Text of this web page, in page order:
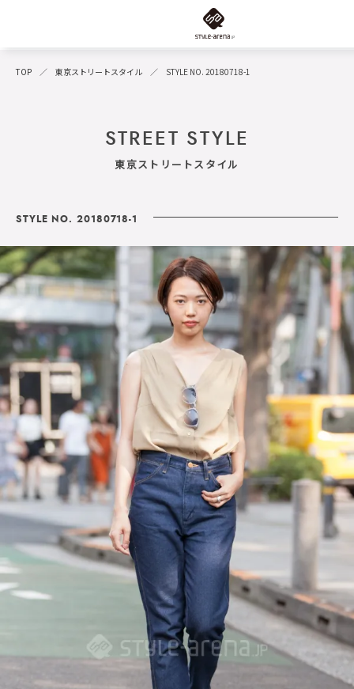
TOP 東京ストリートスタイル STYLE NO. 20180718-1
STREET STYLE
東京ストリートスタイル
STYLE NO. 20180718-1